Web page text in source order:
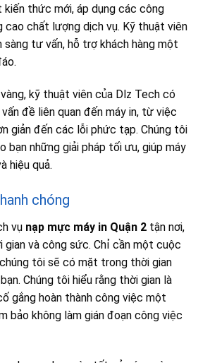
kiến thức mới, áp dụng các công
cao chất lượng dịch vụ. Kỹ thuật viên
sàng tư vấn, hỗ trợ khách hàng một
kỹ thuật viên của Dlz Tech có
đề liên quan đến máy in, từ việc
giản đến các lỗi phức tạp. Chúng tôi
bạn những giải pháp tối ưu, giúp máy
hiệu quả.
chóng
vụ nạp mực máy in Quận 2 tận nơi,
và công sức. Chỉ cần một cuộc
tôi sẽ có mặt trong thời gian
Chúng tôi hiểu rằng thời gian là
gắng hoàn thành công việc một
bảo không làm gián đoạn công việc